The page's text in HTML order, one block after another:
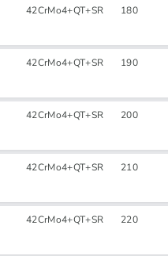
42CrMo4+QT+SR 180
42CrMo4+QT+SR 190
42CrMo4+QT+SR 200
42CrMo4+QT+SR 210
42CrMo4+QT+SR 220